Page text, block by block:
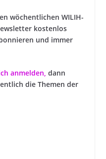
wöchentlichen WILIH-
kostenlos
und immer
anmelden, dann
die Themen der